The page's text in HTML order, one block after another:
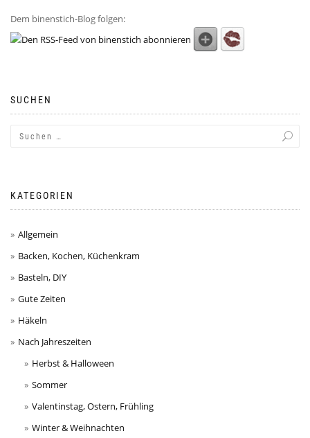
Dem binenstich-Blog folgen:
SUCHEN
KATEGORIEN
Allgemein
Backen, Kochen, Küchenkram
Basteln, DIY
Gute Zeiten
Häkeln
Nach Jahreszeiten
Herbst & Halloween
Sommer
Valentinstag, Ostern, Frühling
Winter & Weihnachten